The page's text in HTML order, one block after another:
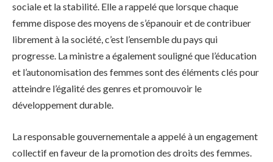
sociale et la stabilité. Elle a rappelé que lorsque chaque
femme dispose des moyens de s’épanouir et de contribuer
librement à la société, c’est l’ensemble du pays qui
progresse. La ministre a également souligné que l’éducation
et l’autonomisation des femmes sont des éléments clés pour
atteindre l’égalité des genres et promouvoir le
développement durable.
La responsable gouvernementale a appelé à un engagement
collectif en faveur de la promotion des droits des femmes.